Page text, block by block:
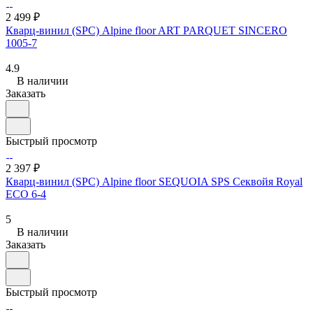
2 499 ₽
Кварц-винил (SPC) Alpine floor ART PARQUET SINCERO
1005-7
4.9
В наличии
Заказать
Быстрый просмотр
2 397 ₽
Кварц-винил (SPC) Alpine floor SEQUOIA SPS Секвойя Royal
ЕСО 6-4
5
В наличии
Заказать
Быстрый просмотр